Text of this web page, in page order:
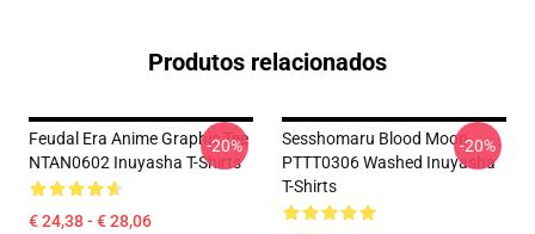
Produtos relacionados
Feudal Era Anime Graphic Tee
NTAN0602 Inuyasha T-Shirts
€ 24,38 - € 28,06
-20%
Sesshomaru Blood Moon
PTTT0306 Washed Inuyasha
T-Shirts
-20%